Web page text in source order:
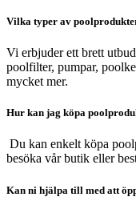
Vilka typer av
Vi erbjuder ett brett
poolfilter, pumpar,
mycket mer.
Hur kan jag köpa
Du kan enkelt köpa
besöka vår butik eller
Kan ni hjälpa till med att